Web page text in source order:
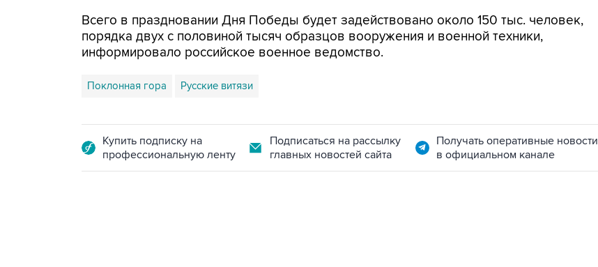
Всего в праздновании Дня Победы будет задействовано около 150 тыс. человек,
порядка двух с половиной тысяч образцов вооружения и военной техники,
информировало российское военное ведомство.
Поклонная гора Русские витязи
Купить подписку на
профессиональную ленту
Подписаться на рассылку
главных новостей сайта
Получать оперативные новости
в официальном канале